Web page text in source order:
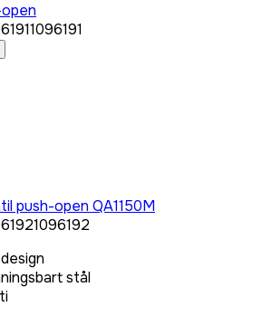
1096191
push-open QA1150M
1096192
stål